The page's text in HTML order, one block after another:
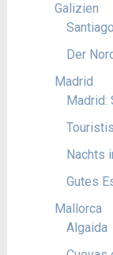
Galizien
Der
Madrid
Madrid:
Nachts
Gutes
Mallorca
Algaida